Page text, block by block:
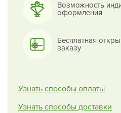
Возможность
оформления
Бесплатная
заказу
Узнать способы оплаты
Узнать способы доставки